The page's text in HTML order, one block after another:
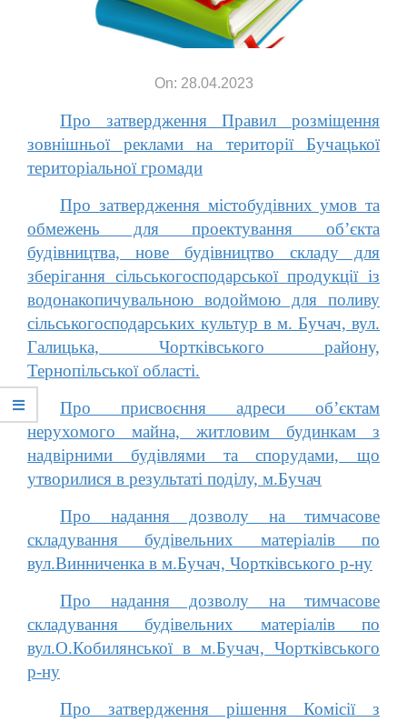
On: 28.04.2023
Про затвердження Правил розміщення
зовнішньої реклами на території Бучацької
територіальної громади
Про затвердження містобудівних умов та
обмежень для проектування об’єкта
будівництва, нове будівництво складу для
зберігання сільськогосподарської продукції із
водонакопичувальною водоймою для поливу
сільськогосподарських культур в м. Бучач, вул.
Галицька, Чортківського району,
Тернопільської області.
Про присвоєння адреси об’єктам
нерухомого майна, житловим будинкам з
надвірними будівлями та спорудами, що
утворилися в результаті поділу, м.Бучач
Про надання дозволу на тимчасове
складування будівельних матеріалів по
вул.Винниченка в м.Бучач, Чортківського р-ну
Про надання дозволу на тимчасове
складування будівельних матеріалів по
вул.О.Кобилянської в м.Бучач, Чортківського
р-ну
Про затвердження рішення Комісії з